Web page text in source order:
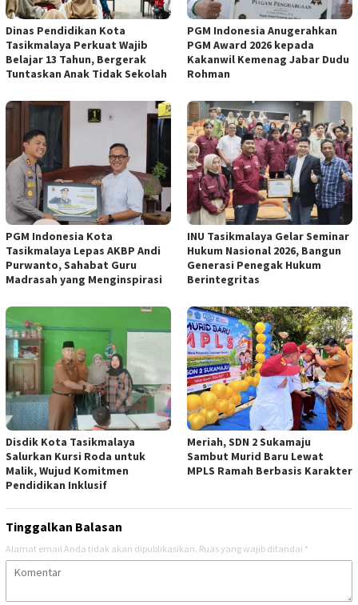
Dinas Pendidikan Kota
Tasikmalaya Perkuat Wajib
Belajar 13 Tahun, Bergerak
Tuntaskan Anak Tidak Sekolah
PGM Indonesia Anugerahkan
PGM Award 2026 kepada
Kakanwil Kemenag Jabar Dudu
Rohman
PGM Indonesia Kota
Tasikmalaya Lepas AKBP Andi
Purwanto, Sahabat Guru
Madrasah yang Menginspirasi
INU Tasikmalaya Gelar Seminar
Hukum Nasional 2026, Bangun
Generasi Penegak Hukum
Berintegritas
Disdik Kota Tasikmalaya
Salurkan Kursi Roda untuk
Malik, Wujud Komitmen
Pendidikan Inklusif
Meriah, SDN 2 Sukamaju
Sambut Murid Baru Lewat
MPLS Ramah Berbasis Karakter
Tinggalkan Balasan
Alamat email Anda tidak akan dipublikasikan. Ruas yang wajib ditandai *